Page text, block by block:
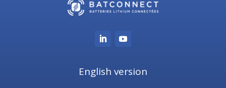
English version